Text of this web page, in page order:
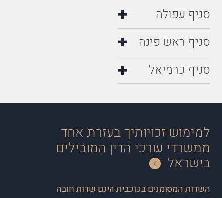
סניף עפולה
סניף ראש פינה
סניף כרמיאל
למימוש זכויותיך בעזרת אחד
ממשרדי עורכי הדין המובילים
בישראל
השדות המסומנים בכוכבית הינם שדות חובה